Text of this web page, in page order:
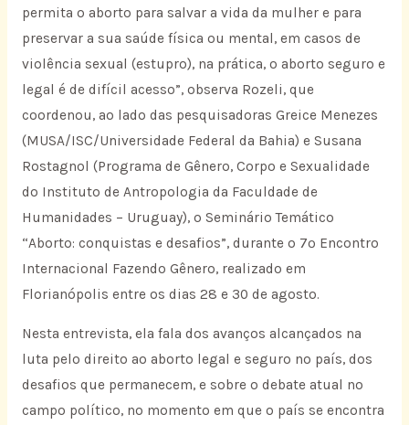
permita o aborto para salvar a vida da mulher e para
preservar a sua saúde física ou mental, em casos de
violência sexual (estupro), na prática, o aborto seguro e
legal é de difícil acesso”, observa Rozeli, que
coordenou, ao lado das pesquisadoras Greice Menezes
(MUSA/ISC/Universidade Federal da Bahia) e Susana
Rostagnol (Programa de Gênero, Corpo e Sexualidade
do Instituto de Antropologia da Faculdade de
Humanidades – Uruguay), o Seminário Temático
“Aborto: conquistas e desafios”, durante o 7º Encontro
Internacional Fazendo Gênero, realizado em
Florianópolis entre os dias 28 e 30 de agosto.
Nesta entrevista, ela fala dos avanços alcançados na
luta pelo direito ao aborto legal e seguro no país, dos
desafios que permanecem, e sobre o debate atual no
campo político, no momento em que o país se encontra